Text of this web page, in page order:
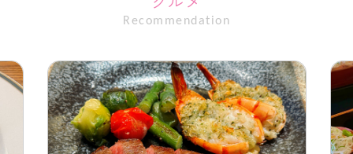
Recommendation